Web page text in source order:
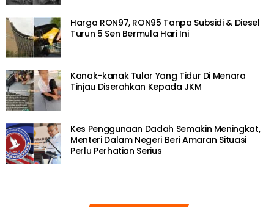
Harga RON97, RON95 Tanpa Subsidi & Diesel
Turun 5 Sen Bermula Hari Ini
Kanak-kanak Tular Yang Tidur Di Menara
Tinjau Diserahkan Kepada JKM
Kes Penggunaan Dadah Semakin Meningkat,
Menteri Dalam Negeri Beri Amaran Situasi
Perlu Perhatian Serius